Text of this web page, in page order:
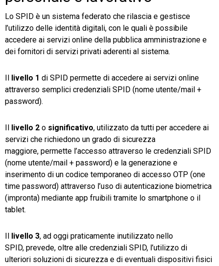
Lo SPID è un sistema federato che rilascia e gestisce
l’utilizzo delle identità digitali, con le quali è possibile
accedere ai servizi online della pubblica amministrazione e
dei fornitori di servizi privati aderenti al sistema.
livello 1 di SPID permette di accedere ai servizi online
attraverso semplici credenziali SPID (nome utente/mail +
password).
livello 2 o significativo, utilizzato da tutti per accedere ai
servizi che richiedono un grado di sicurezza
maggiore, permette l’accesso attraverso le credenziali SPID
(nome utente/mail + password) e la generazione e
inserimento di un codice temporaneo di accesso OTP (one
time password) attraverso l’uso di autenticazione biometrica
(impronta) mediante app fruibili tramite lo smartphone o il
tablet.
livello 3, ad oggi praticamente inutilizzato nello
SPID, prevede, oltre alle credenziali SPID, l’utilizzo di
ulteriori soluzioni di sicurezza e di eventuali dispositivi fisici